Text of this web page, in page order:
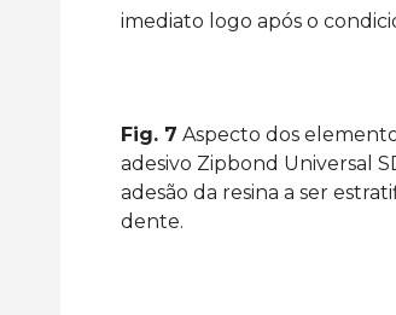
imediato logo após o
Fig. 7 Aspecto dos
adesivo Zipbond Universal
adesão da resina a ser
dente.